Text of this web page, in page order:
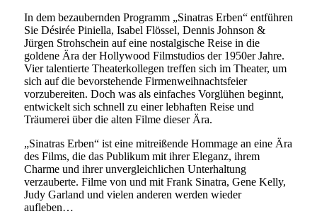
In dem bezaubernden Programm „Sinatras Erben“ entführen
Sie Désirée Piniella, Isabel Flössel, Dennis Johnson &
Jürgen Strohschein auf eine nostalgische Reise in die
goldene Ära der Hollywood Filmstudios der 1950er Jahre.
Vier talentierte Theaterkollegen treffen sich im Theater, um
sich auf die bevorstehende Firmenweihnachtsfeier
vorzubereiten. Doch was als einfaches Vorglühen beginnt,
entwickelt sich schnell zu einer lebhaften Reise und
Träumerei über die alten Filme dieser Ära.
„Sinatras Erben“ ist eine mitreißende Hommage an eine Ära
des Films, die das Publikum mit ihrer Eleganz, ihrem
Charme und ihrer unvergleichlichen Unterhaltung
verzauberte. Filme von und mit Frank Sinatra, Gene Kelly,
Judy Garland und vielen anderen werden wieder
aufleben…